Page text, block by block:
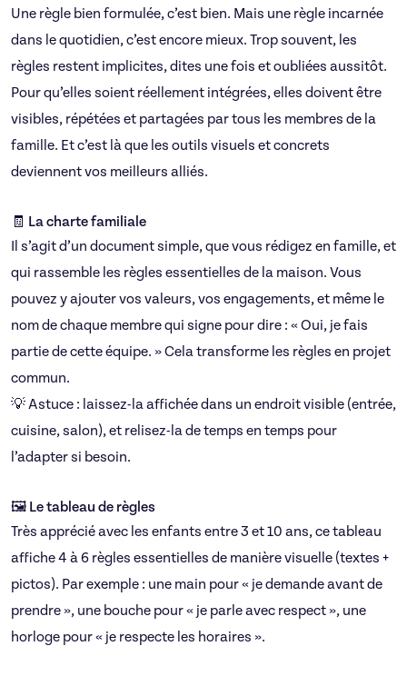
Une règle bien formulée, c’est bien. Mais une règle incarnée
dans le quotidien, c’est encore mieux. Trop souvent, les
règles restent implicites, dites une fois et oubliées aussitôt.
Pour qu’elles soient réellement intégrées, elles doivent être
visibles, répétées et partagées par tous les membres de la
famille. Et c’est là que les outils visuels et concrets
deviennent vos meilleurs alliés.
🧾 La charte familiale
Il s’agit d’un document simple, que vous rédigez en famille, et
qui rassemble les règles essentielles de la maison. Vous
pouvez y ajouter vos valeurs, vos engagements, et même le
nom de chaque membre qui signe pour dire : « Oui, je fais
partie de cette équipe. » Cela transforme les règles en projet
commun.
💡 Astuce : laissez-la affichée dans un endroit visible (entrée,
cuisine, salon), et relisez-la de temps en temps pour
l’adapter si besoin.
🖼️ Le tableau de règles
Très apprécié avec les enfants entre 3 et 10 ans, ce tableau
affiche 4 à 6 règles essentielles de manière visuelle (textes +
pictos). Par exemple : une main pour « je demande avant de
prendre », une bouche pour « je parle avec respect », une
horloge pour « je respecte les horaires ».